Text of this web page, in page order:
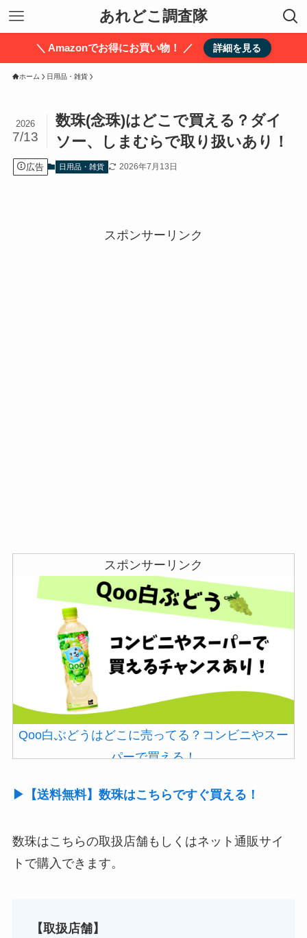
あれどこ調査隊
＼ Amazonでお得にお買い物！ ／ 詳細を見る
ホーム 日用品・雑貨
数珠(念珠)はどこで買える？ダイ
ソー、しまむらで取り扱いあり！
2026
7/13
広告 日用品・雑貨 2026年7月13日
スポンサーリンク
スポンサーリンク
Qoo白ぶどうはどこに売ってる？コンビニやスー
パーで買える！
ストレッチポールはどこで買える？取扱店は100均
▶【送料無料】数珠はこちらですぐ買える！
数珠はこちらの取扱店舗もしくはネット通販サイ
トで購入できます。
【取扱店舗】